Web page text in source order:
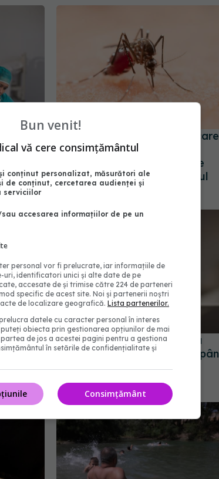
Virusul transmis de țânțari care
pune Europa în alertă. OMS
avertizează: se răspândește
rapid și poate afecta creierul
nu
Alimente periculoase pentru
pisici: lista pe care orice stăpân
ar trebui s-o cunoască
30 iun 2026, 12:20
Bun venit!
vă cere consimțământul
conținut personalizat, măsurători ale
de conținut, cercetarea audienței și
serviciilor
accesarea informațiilor de pe un
personal vor fi prelucrate, iar informațiile de
uri, identificatori unici și alte date de pe
accesate de și trimise către 224 de parteneri
specific de acest site. Noi și partenerii noștri
de localizare geografică. Lista partenerilor.
datele cu caracter personal în interes
obiecta prin gestionarea opțiunilor de mai
de jos a acestei pagini pentru a gestiona
în setările de confidențialitate și
Consimțământ